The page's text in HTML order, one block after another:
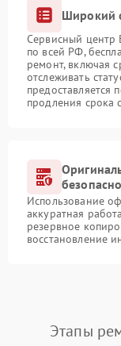
Широкий
Сервисный центр
по всей РФ,
ремонт, включая
отслеживать
предоставляется
продления срока
Использование
аккуратная
резервное
восстановление
Этапы